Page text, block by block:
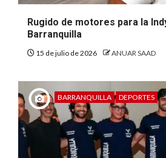
Rugido de motores para la
Barranquilla
15 de julio de 2026 ANUAR SAAD
BARRANQUILLA DEPORTES